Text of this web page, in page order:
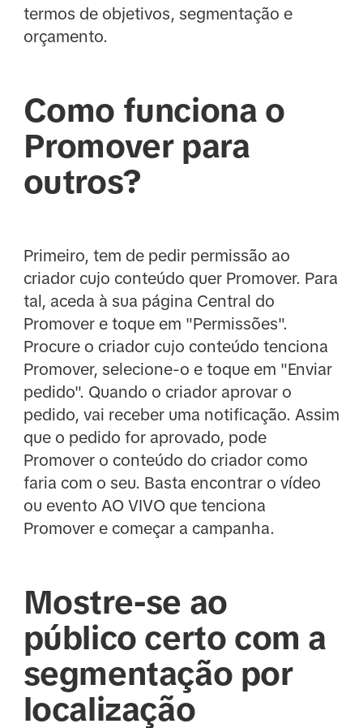
termos de objetivos, segmentação e
orçamento.
Como funciona o
Promover para
outros?
Primeiro, tem de pedir permissão ao
criador cujo conteúdo quer Promover. Para
tal, aceda à sua página Central do
Promover e toque em "Permissões".
Procure o criador cujo conteúdo tenciona
Promover, selecione-o e toque em "Enviar
pedido". Quando o criador aprovar o
pedido, vai receber uma notificação. Assim
que o pedido for aprovado, pode
Promover o conteúdo do criador como
faria com o seu. Basta encontrar o vídeo
ou evento AO VIVO que tenciona
Promover e começar a campanha.
Mostre-se ao
público certo com a
segmentação por
localização